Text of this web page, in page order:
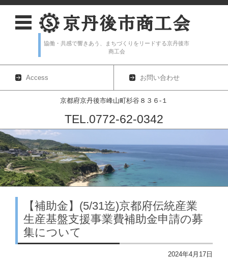
協働・共感で響きあう、まちづくりをリードする京丹後市
商工会
Access お問い合わせ
京都府京丹後市峰山町杉谷８３６-１
TEL.0772-62-0342
コンテンツに移動
【補助金】(5/31迄)京都府伝統産業
生産基盤支援事業費補助金申請の募
集について
2024年4月17日